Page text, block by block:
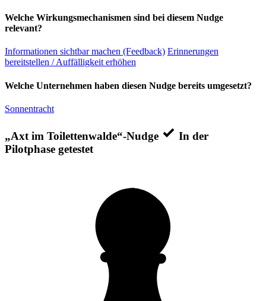
Welche Wirkungsmechanismen sind bei diesem Nudge
relevant?
Informationen sichtbar machen (Feedback) Erinnerungen
bereitstellen / Auffälligkeit erhöhen
Welche Unternehmen haben diesen Nudge bereits umgesetzt?
Sonnentracht
„Axt im Toilettenwalde“-Nudge
In der
Pilotphase getestet